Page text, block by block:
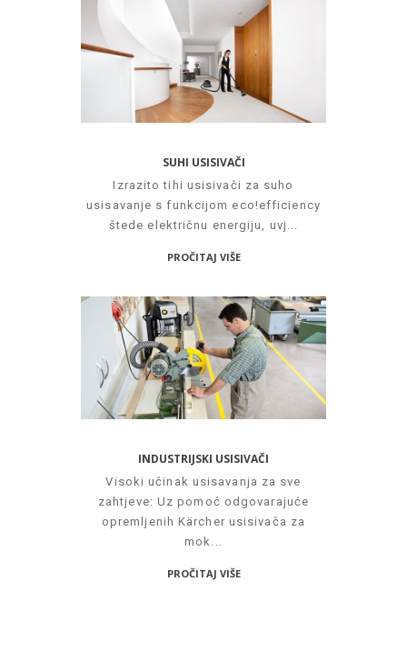
SUHI USISIVAČI
Izrazito tihi usisivači za suho
usisavanje s funkcijom eco!efficiency
štede električnu energiju, uvj...
PROČITAJ VIŠE
INDUSTRIJSKI USISIVAČI
Visoki učinak usisavanja za sve
zahtjeve: Uz pomoć odgovarajuće
opremljenih Kärcher usisivača za
mok...
PROČITAJ VIŠE